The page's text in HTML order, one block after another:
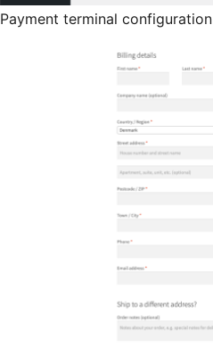
Payment terminal configuration